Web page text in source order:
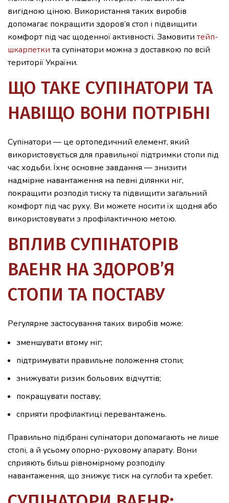
вигідною ціною. Використання таких виробів
допомагає покращити здоров’я стоп і підвищити
комфорт під час щоденної активності. Замовити тейп-
шкарпетки та супінатори можна з доставкою по всій
території України.
ЩО ТАКЕ СУПІНАТОРИ ТА
НАВІЩО ВОНИ ПОТРІБНІ
Супінатори — це ортопедичний елемент, який
використовується для правильної підтримки стопи під
час ходьби. Їхнє основне завдання — знизити
надмірне навантаження на певні ділянки ніг,
покращити розподіл тиску та підвищити загальний
комфорт під час руху. Ви можете носити їх щодня або
використовувати з профілактичною метою.
ВПЛИВ СУПІНАТОРІВ
BAEHR НА ЗДОРОВ’Я
СТОПИ ТА ПОСТАВУ
Регулярне застосування таких виробів може:
зменшувати втому ніг;
підтримувати правильне положення стопи;
знижувати ризик больових відчуттів;
покращувати поставу;
сприяти профілактиці перевантажень.
Правильно підібрані супінатори допомагають не лише
стопі, а й усьому опорно-руховому апарату. Вони
сприяють більш рівномірному розподілу
навантаження, що знижує тиск на суглоби та хребет.